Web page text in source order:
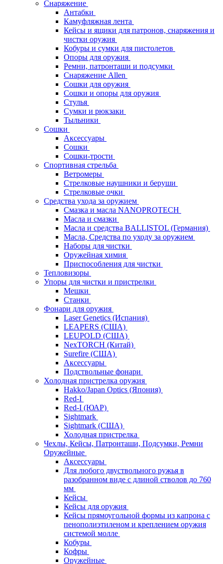
Снаряжение
Антабки
Камуфляжная лента
Кейсы и ящики для патронов, снаряжения и
чистки оружия
Кобуры и сумки для пистолетов
Опоры для оружия
Ремни, патронташи и подсумки
Снаряжение Allen
Сошки для оружия
Сошки и опоры для оружия
Стулья
Сумки и рюкзаки
Тыльники
Сошки
Аксессуары
Сошки
Сошки-трости
Спортивная стрельба
Ветромеры
Стрелковые наушники и беруши
Стрелковые очки
Средства ухода за оружием
Смазка и масла NANOPROTECH
Масла и смазки
Масла и средства BALLISTOL (Германия)
Масла, Средства по уходу за оружием
Наборы для чистки
Оружейная химия
Приспособления для чистки
Тепловизоры
Упоры для чистки и пристрелки
Мешки
Станки
Фонари для оружия
Laser Genetics (Испания)
LEAPERS (США)
LEUPOLD (США)
NexTORCH (Китай)
Surefire (США)
Аксессуары
Подствольные фонари
Холодная пристрелка оружия
Hakko/Japan Optics (Япония)
Red-I
Red-I (ЮАР)
Sightmark
Sightmark (США)
Холодная пристрелка
Чехлы, Кейсы, Патронташи, Подсумки, Ремни
Оружейные
Аксессуары
Для любого двуствольного ружья в
разобранном виде с длиной стволов до 760
мм
Кейсы
Кейсы для оружия
Кейсы прямоугольной формы из капрона с
пенополиэтиленом и креплением оружия
системой молле
Кобуры
Кофры
Оружейные